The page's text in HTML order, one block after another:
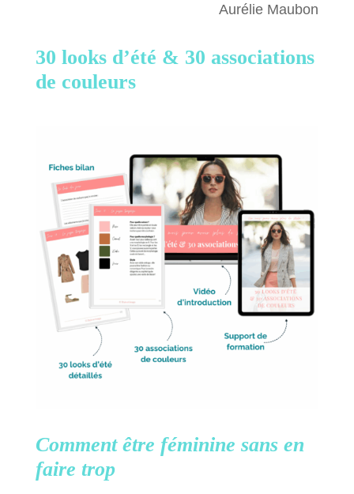
Aurélie Maubon
30 looks d’été & 30 associations
de couleurs
Comment être féminine sans en
faire trop